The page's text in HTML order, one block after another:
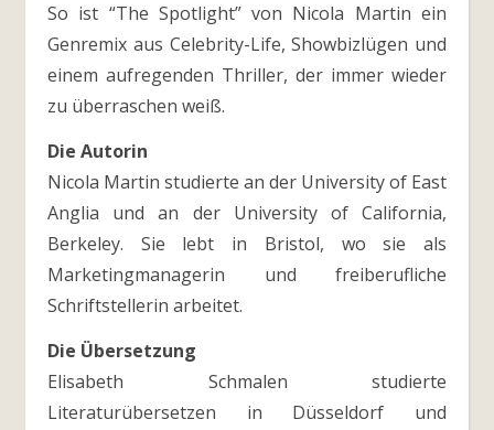
So ist “The Spotlight” von Nicola Martin ein
Genremix aus Celebrity-Life, Showbizlügen und
einem aufregenden Thriller, der immer wieder
zu überraschen weiß.
Die Autorin
Nicola Martin studierte an der University of East
Anglia und an der University of California,
Berkeley. Sie lebt in Bristol, wo sie als
Marketingmanagerin und freiberufliche
Schriftstellerin arbeitet.
Die Übersetzung
Elisabeth Schmalen studierte
Literaturübersetzen in Düsseldorf und